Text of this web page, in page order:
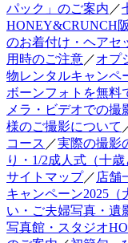
パック」のご案内 ／
HONEY&CRUNCH
のお着付け・ヘアセ
用時のご注意／オプ
物レンタルキャンペ
ボーンフォトを無料
メラ・ビデオでの撮
様のご撮影について
コース ／実際の撮影
り・1/2成人式（十
サイトマップ／ 店舗
キャンペーン2025（
い・ご夫婦写真・遺
写真館・スタジオ